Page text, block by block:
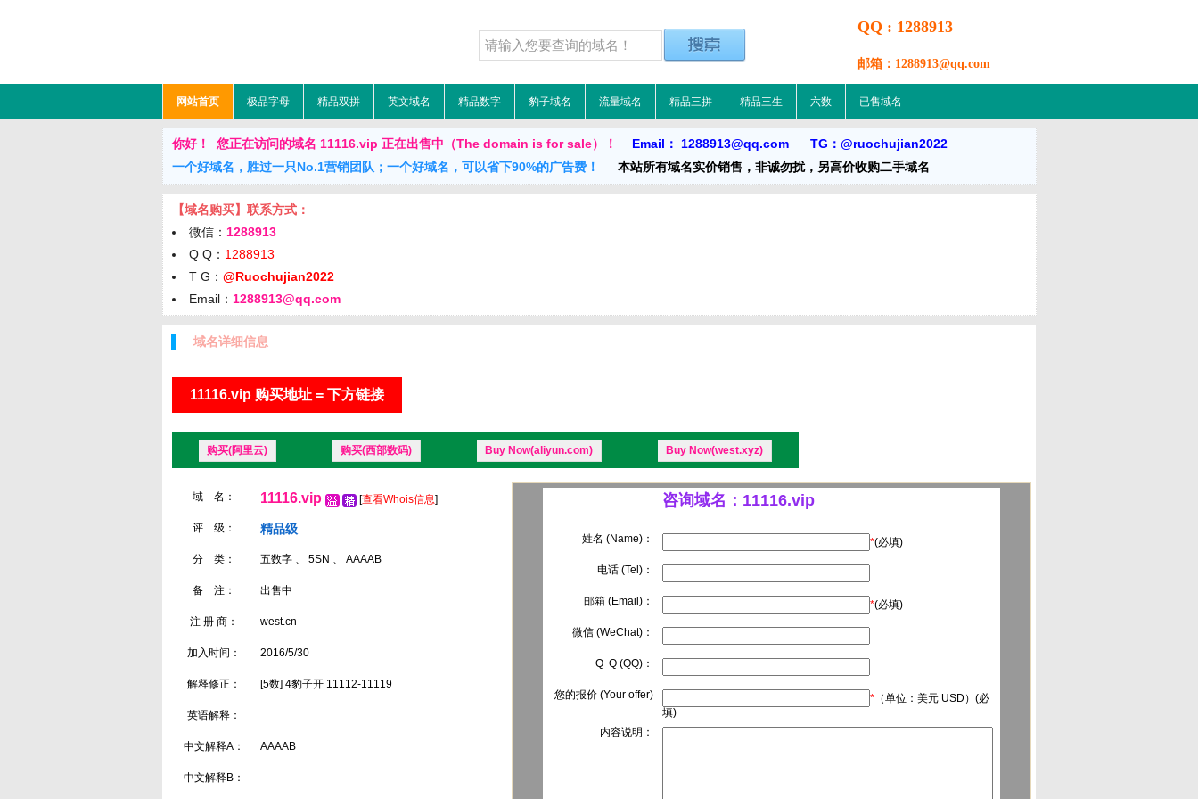
QQ : 1288913
邮箱：1288913@qq.com
网站首页 极品字母 精品双拼 英文域名 精品数字 豹子域名 流量域名 精品三拼 精品三生 六数 已售域名
你好！ 您正在访问的域名 11116.vip 正在出售中（The domain is for sale）！
Email： 1288913@qq.com TG：@ruochujian2022
一个好域名，胜过一只No.1营销团队；一个好域名，可以省下90%的广告费！
本站所有域名实价销售，非诚勿扰，另高价收购二手域名
【域名购买】联系方式：
微信： 1288913
Q Q： 1288913
T G： @Ruochujian2022
Email： 1288913@qq.com
域名详细信息
11116.vip 购买地址 = 下方链接
购买(阿里云) 购买(西部数码) Buy Now(aliyun.com) Buy Now(west.xyz)
域 名： 11116.vip [查看Whois信息]
评 级： 精品级
分 类： 五数字 、 5SN 、 AAAAB
备 注： 出售中
注 册 商： west.cn
加入时间： 2016/5/30
解释修正： [5数] 4豹子开 11112-11119
英语解释：
中文解释A： AAAAB
中文解释B：
咨询域名：11116.vip
姓名 (Name)： *(必填)
电话 (Tel)：
邮箱 (Email)： *(必填)
微信 (WeChat)：
Q Q (QQ)：
您的报价 (Your offer) * （单位：美元 USD）(必
填)
内容说明：